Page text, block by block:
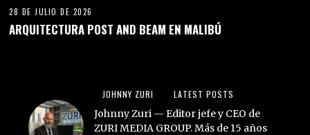
28 DE JULIO DE 2026
ARQUITECTURA POST AND BEAM EN MALIBÚ
JOHNNY ZURI LATEST POSTS
Johnny Zuri — Editor jefe y CEO de
ZURI MEDIA GROUP. Más de 15 años